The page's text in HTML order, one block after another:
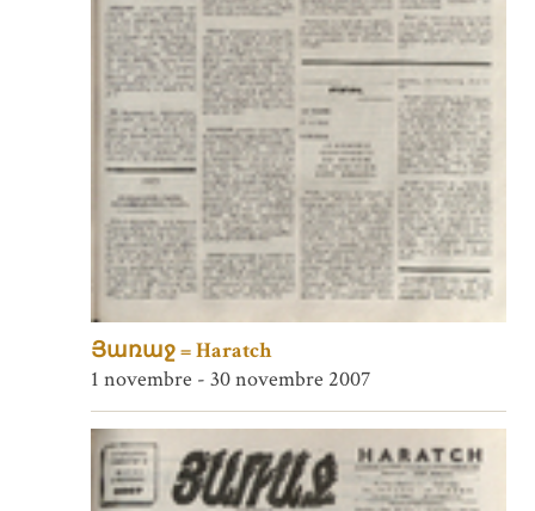
Յառաջ = Haratch
1 novembre - 30 novembre 2007